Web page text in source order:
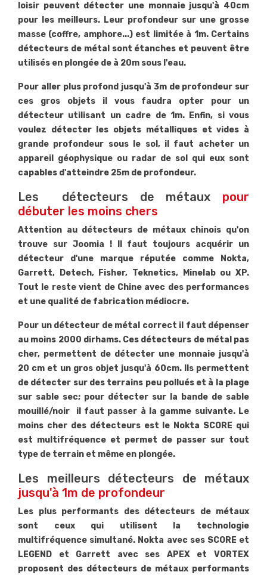
loisir peuvent détecter une monnaie jusqu'à 40cm
pour les meilleurs. Leur profondeur sur une grosse
masse (coffre, amphore...) est limitée à 1m. Certains
détecteurs de métal sont étanches et peuvent être
utilisés en plongée de à 20m sous l'eau.
Pour aller plus profond jusqu'à 3m de profondeur sur
ces gros objets il vous faudra opter pour un
détecteur utilisant un cadre de 1m. Enfin, si vous
voulez détecter les objets métalliques et vides à
grande profondeur sous le sol, il faut acheter un
appareil géophysique ou radar de sol qui eux sont
capables d'atteindre 25m de profondeur.
Les détecteurs de métaux pour
débuter les moins chers
Attention au détecteurs de métaux chinois qu'on
trouve sur Joomia ! Il faut toujours acquérir un
détecteur d'une marque réputée comme Nokta,
Garrett, Detech, Fisher, Teknetics, Minelab ou XP.
Tout le reste vient de Chine avec des performances
et une qualité de fabrication médiocre.
Pour un détecteur de métal correct il faut dépenser
au moins 2000 dirhams. Ces détecteurs de métal pas
cher, permettent de détecter une monnaie jusqu'à
20 cm et un gros objet jusqu'à 60cm. Ils permettent
de détecter sur des terrains peu pollués et à la plage
sur sable sec; pour détecter sur la bande de sable
mouillé/noir il faut passer à la gamme suivante. Le
moins cher des détecteurs est le Nokta SCORE qui
est multifréquence et permet de passer sur tout
type de terrain et même en plongée.
Les meilleurs détecteurs de métaux
jusqu'à 1m de profondeur
Les plus performants des détecteurs de métaux
sont ceux qui utilisent la technologie
multifréquence simultané. Nokta avec ses SCORE et
LEGEND et Garrett avec ses APEX et VORTEX
proposent des détecteurs de métaux performants